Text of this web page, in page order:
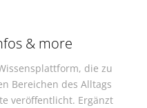
& more
die zu
Bereichen des Alltags
veröffentlicht. Ergänzt